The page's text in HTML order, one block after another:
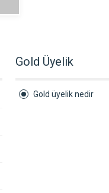
Gold Üyelik
Gold üyelik nedir